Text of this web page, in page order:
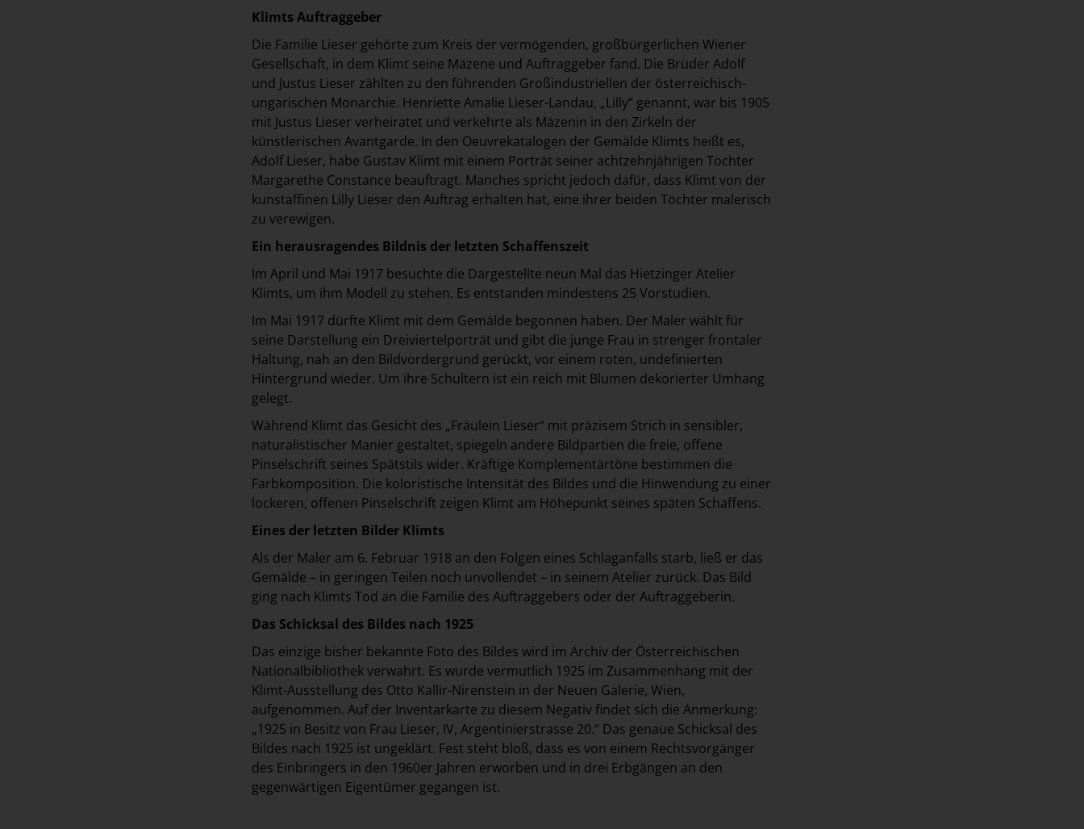
Klimts Auftraggeber
Die Familie Lieser gehörte zum Kreis der vermögenden, großbürgerlichen Wiener
Gesellschaft, in dem Klimt seine Mäzene und Auftraggeber fand. Die Brüder Adolf
und Justus Lieser zählten zu den führenden Großindustriellen der österreichisch-
ungarischen Monarchie. Henriette Amalie Lieser-Landau, „Lilly“ genannt, war bis 1905
mit Justus Lieser verheiratet und verkehrte als Mäzenin in den Zirkeln der
künstlerischen Avantgarde. In den Oeuvrekatalogen der Gemälde Klimts heißt es,
Adolf Lieser, habe Gustav Klimt mit einem Porträt seiner achtzehnjährigen Tochter
Margarethe Constance beauftragt. Manches spricht jedoch dafür, dass Klimt von der
kunstaffinen Lilly Lieser den Auftrag erhalten hat, eine ihrer beiden Töchter malerisch
zu verewigen.
Ein herausragendes Bildnis der letzten Schaffenszeit
Im April und Mai 1917 besuchte die Dargestellte neun Mal das Hietzinger Atelier
Klimts, um ihm Modell zu stehen. Es entstanden mindestens 25 Vorstudien.
Im Mai 1917 dürfte Klimt mit dem Gemälde begonnen haben. Der Maler wählt für
seine Darstellung ein Dreiviertelporträt und gibt die junge Frau in strenger frontaler
Haltung, nah an den Bildvordergrund gerückt, vor einem roten, undefinierten
Hintergrund wieder. Um ihre Schultern ist ein reich mit Blumen dekorierter Umhang
gelegt.
Während Klimt das Gesicht des „Fräulein Lieser“ mit präzisem Strich in sensibler,
naturalistischer Manier gestaltet, spiegeln andere Bildpartien die freie, offene
Pinselschrift seines Spätstils wider. Kräftige Komplementärtöne bestimmen die
Farbkomposition. Die koloristische Intensität des Bildes und die Hinwendung zu einer
lockeren, offenen Pinselschrift zeigen Klimt am Höhepunkt seines späten Schaffens.
Eines der letzten Bilder Klimts
Als der Maler am 6. Februar 1918 an den Folgen eines Schlaganfalls starb, ließ er das
Gemälde – in geringen Teilen noch unvollendet – in seinem Atelier zurück. Das Bild
ging nach Klimts Tod an die Familie des Auftraggebers oder der Auftraggeberin.
Das Schicksal des Bildes nach 1925
Das einzige bisher bekannte Foto des Bildes wird im Archiv der Österreichischen
Nationalbibliothek verwahrt. Es wurde vermutlich 1925 im Zusammenhang mit der
Klimt-Ausstellung des Otto Kallir-Nirenstein in der Neuen Galerie, Wien,
aufgenommen. Auf der Inventarkarte zu diesem Negativ findet sich die Anmerkung:
„1925 in Besitz von Frau Lieser, IV, Argentinierstrasse 20.“ Das genaue Schicksal des
Bildes nach 1925 ist ungeklärt. Fest steht bloß, dass es von einem Rechtsvorgänger
des Einbringers in den 1960er Jahren erworben und in drei Erbgängen an den
gegenwärtigen Eigentümer gegangen ist.